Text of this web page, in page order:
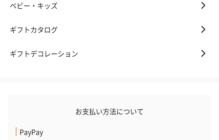
フラッグカプセル：イ
ンセンススティック
ショートイン
（GRAPE
お酒を同梱してお届けいたします。
ベビー・キッズ
ギフトカタログ
ギフトデコレーション
お支払い方法について
PayPay